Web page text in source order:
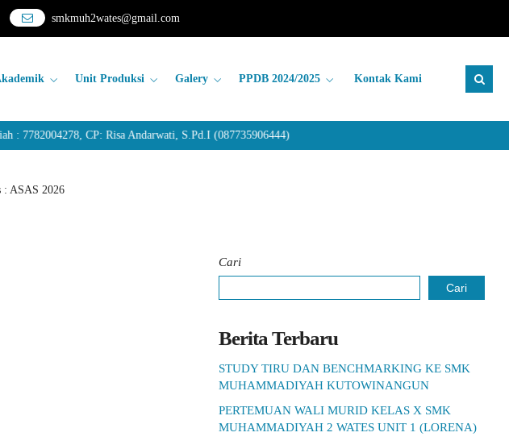
smkmuh2wates@gmail.com
Unit Produksi Galery PPDB 2024/2025 Kontak Kami
7782004278, CP: Risa Andarwati, S.Pd.I (087735906444)
: ASAS 2026
Cari
Cari
Berita Terbaru
STUDY TIRU DAN BENCHMARKING KE SMK
MUHAMMADIYAH KUTOWINANGUN
PERTEMUAN WALI MURID KELAS X SMK
MUHAMMADIYAH 2 WATES UNIT 1 (LORENA)